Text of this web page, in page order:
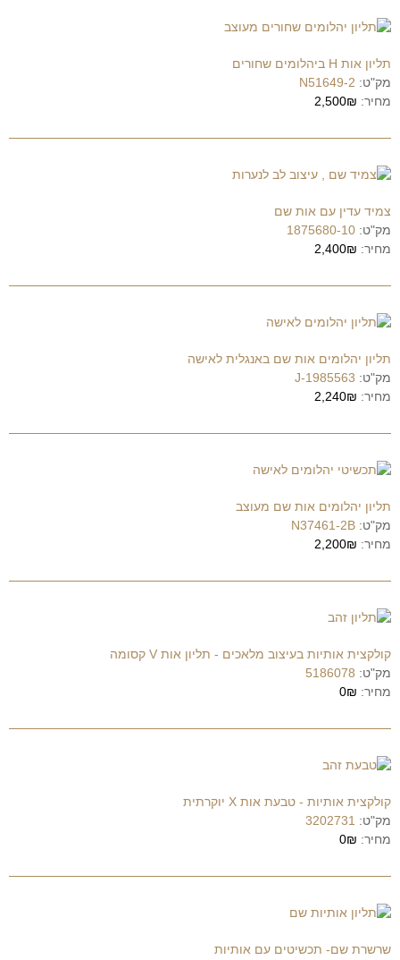
תליון אות H ביהלומים שחורים
מק"ט: N51649-2
מחיר: 2,500₪
צמיד עדין עם אות שם
מק"ט: 1875680-10
מחיר: 2,400₪
תליון יהלומים אות שם באנגלית לאישה
מק"ט: 1985563-J
מחיר: 2,240₪
תליון יהלומים אות שם מעוצב
מק"ט: N37461-2B
מחיר: 2,200₪
קולקצית אותיות בעיצוב מלאכים - תליון אות V קסומה
מק"ט: 5186078
מחיר: 0₪
קולקצית אותיות - טבעת אות X יוקרתית
מק"ט: 3202731
מחיר: 0₪
שרשרת שם- תכשיטים עם אותיות